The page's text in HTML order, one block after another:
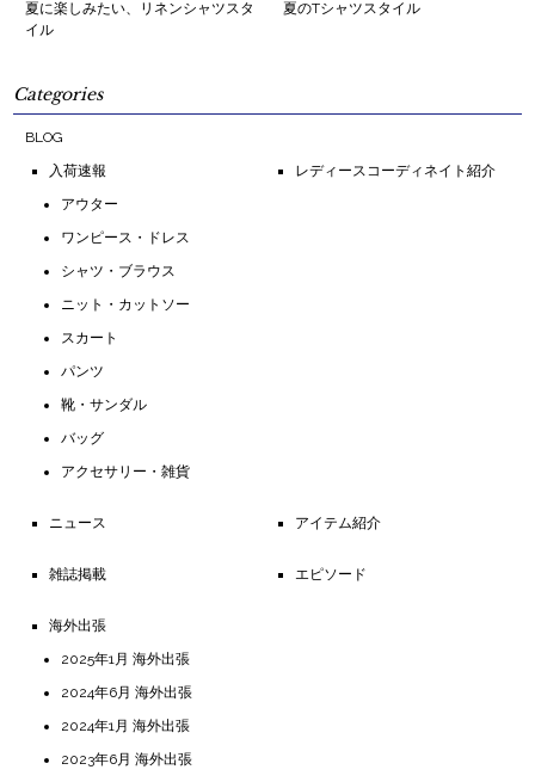
夏に楽しみたい、リネンシャツスタ
イル
夏のTシャツスタイル
Categories
BLOG
入荷速報
アウター
ワンピース・ドレス
シャツ・ブラウス
ニット・カットソー
スカート
パンツ
靴・サンダル
バッグ
アクセサリー・雑貨
レディースコーディネイト紹介
ニュース アイテム紹介
雑誌掲載 エピソード
海外出張
2025年1月 海外出張
2024年6月 海外出張
2024年1月 海外出張
2023年6月 海外出張